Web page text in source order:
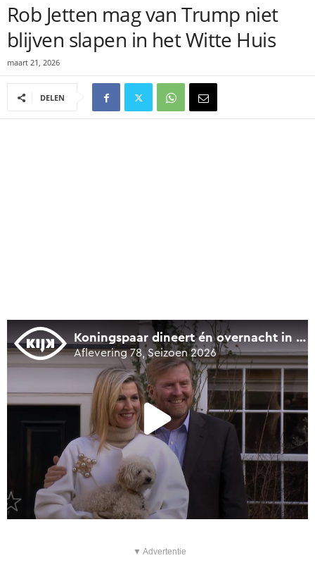
Rob Jetten mag van Trump niet
blijven slapen in het Witte Huis
maart 21, 2026
DELEN
▼ Advertentie